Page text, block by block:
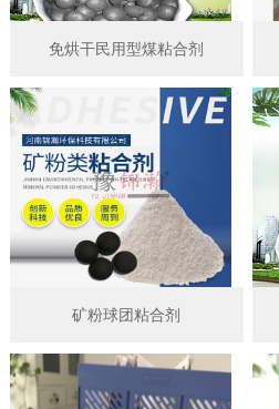
免烘干民用型煤粘合剂
矿粉球团粘合剂